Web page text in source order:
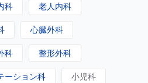
科 老人内科
心臓外科
科 整形外科
ーション科 小児科